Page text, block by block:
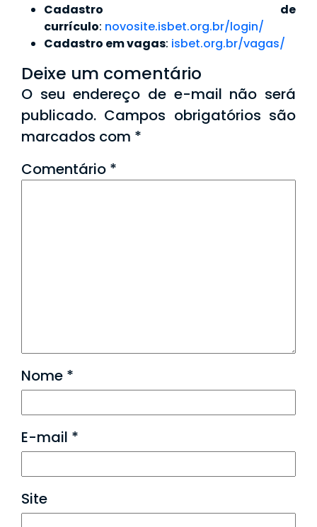
Cadastro de
currículo: novosite.isbet.org.br/login/
Cadastro em vagas: isbet.org.br/vagas/
Deixe um comentário
O seu endereço de e-mail não será
publicado. Campos obrigatórios são
marcados com *
Comentário *
Nome *
E-mail *
Site